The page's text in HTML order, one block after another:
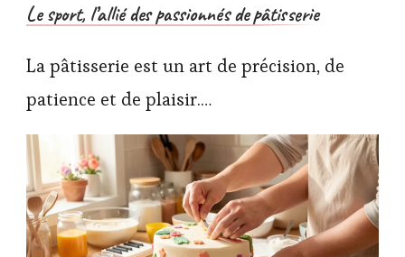
Le sport, l’allié des passionnés de pâtisserie
La pâtisserie est un art de précision, de
patience et de plaisir.…